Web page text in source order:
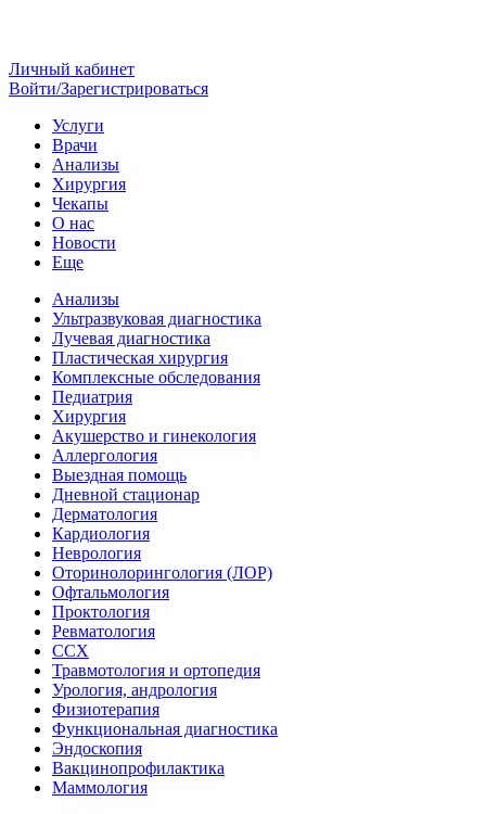
Личный кабинет
Войти/Зарегистрироваться
Услуги
Врачи
Анализы
Хирургия
Чекапы
О нас
Новости
Еще
Анализы
Ультразвуковая диагностика
Лучевая диагностика
Пластическая хирургия
Комплексные обследования
Педиатрия
Хирургия
Акушерство и гинекология
Аллергология
Выездная помощь
Дневной стационар
Дерматология
Кардиология
Неврология
Оторинолорингология (ЛОР)
Офтальмология
Проктология
Ревматология
ССХ
Травмотология и ортопедия
Урология, андрология
Физиотерапия
Функциональная диагностика
Эндоскопия
Вакцинопрофилактика
Маммология